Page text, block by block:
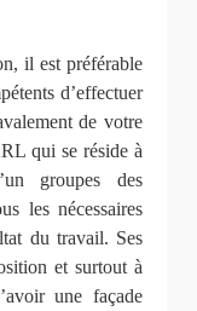
il est préférable
d’effectuer
de votre
qui se réside à
groupes des
les nécessaires
du travail. Ses
et surtout à
une façade